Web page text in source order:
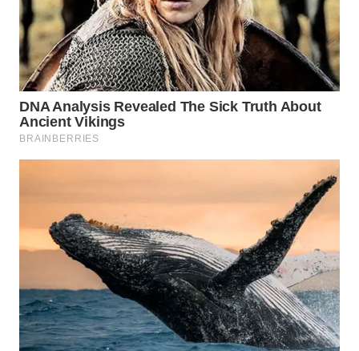
SUMEDANG
WN
CIANJUR
WN
KEPULAUAN
SERIBU
WN
WN
CIREBON